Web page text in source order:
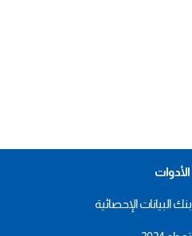
الأدوات
بنك البيانات الإحصائية